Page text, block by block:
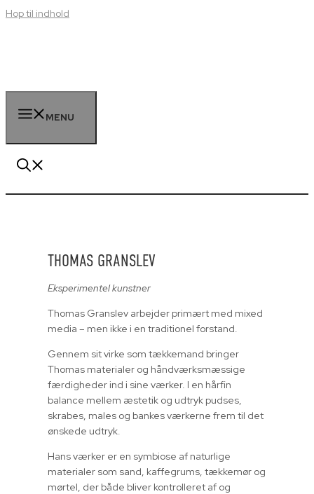
Hop til indhold
MENU
THOMAS GRANSLEV
Eksperimentel kunstner
Thomas Granslev arbejder primært med mixed
media – men ikke i en traditionel forstand.
Gennem sit virke som tækkemand bringer
Thomas materialer og håndværksmæssige
færdigheder ind i sine værker. I en hårfin
balance mellem æstetik og udtryk pudses,
skrabes, males og bankes værkerne frem til det
ønskede udtryk.
Hans værker er en symbiose af naturlige
materialer som sand, kaffegrums, tækkemør og
mørtel, der både bliver kontrolleret af og